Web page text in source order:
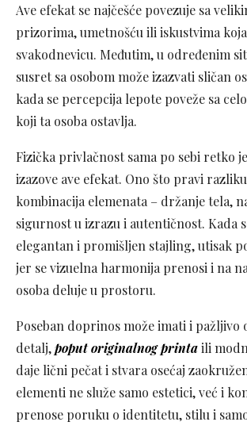
Ave efekat se najčešće povezuje sa
prizorima, umetnošću ili iskustvima
svakodnevicu. Međutim, u određenim
susret sa osobom može izazvati sličan
kada se percepcija lepote poveže sa
koji ta osoba ostavlja.
Fizička privlačnost sama po sebi retko
izazove ave efekat. Ono što pravi
kombinacija elemenata – držanje tela,
sigurnost u izrazu i autentičnost. Kada
elegantan i promišljen stajling, utisak
jer se vizuelna harmonija prenosi i na
osoba deluje u prostoru.
Poseban doprinos može imati i pažljivo
detalj,poput originalnog printaili
daje lični pečat i stvara osećaj
elementi ne služe samo estetici, već i
prenose poruku o identitetu, stilu i